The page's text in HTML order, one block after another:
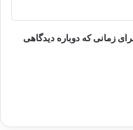
زمانی که دوباره دیدگاهی